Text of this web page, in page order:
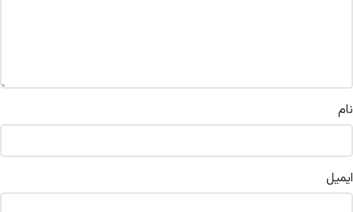
نام
ایمیل